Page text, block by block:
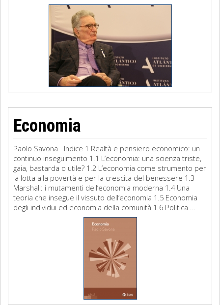
Economia
Paolo Savona Indice 1 Realtà e pensiero economico: un
continuo inseguimento 1.1 L’economia: una scienza triste,
gaia, bastarda o utile? 1.2 L’economia come strumento per
la lotta alla povertà e per la crescita del benessere 1.3
Marshall: i mutamenti dell’economia moderna 1.4 Una
teoria che insegue il vissuto dell’economia 1.5 Economia
degli individui ed economia della comunità 1.6 Politica ...